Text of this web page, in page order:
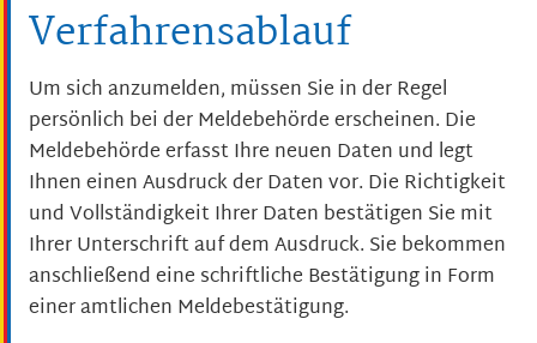
Verfahrensablauf
Um sich anzumelden, müssen Sie in der Regel
persönlich bei der Meldebehörde erscheinen. Die
Meldebehörde erfasst Ihre neuen Daten und legt
Ihnen einen Ausdruck der Daten vor. Die Richtigkeit
und Vollständigkeit Ihrer Daten bestätigen Sie mit
Ihrer Unterschrift auf dem Ausdruck. Sie bekommen
anschließend eine schriftliche Bestätigung in Form
einer amtlichen Meldebestätigung.